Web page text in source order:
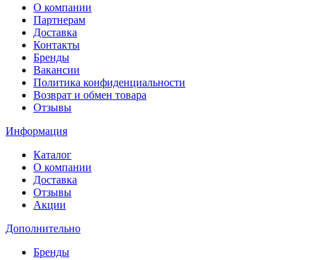
О компании
Партнерам
Доставка
Контакты
Бренды
Вакансии
Политика конфиденциальности
Возврат и обмен товара
Отзывы
Информация
Каталог
О компании
Доставка
Отзывы
Акции
Дополнительно
Бренды